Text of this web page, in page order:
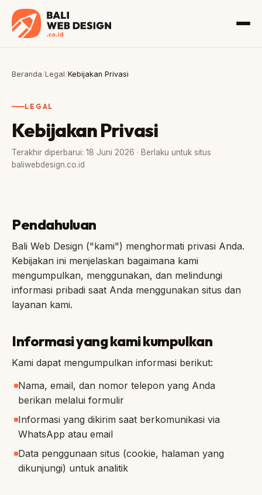
Beranda/Legal/Kebijakan Privasi
LEGAL
Kebijakan Privasi
Terakhir diperbarui: 18 Juni 2026 · Berlaku untuk situs
baliwebdesign.co.id
Pendahuluan
Bali Web Design ("kami") menghormati privasi Anda.
Kebijakan ini menjelaskan bagaimana kami
mengumpulkan, menggunakan, dan melindungi
informasi pribadi saat Anda menggunakan situs dan
layanan kami.
Informasi yang kami kumpulkan
Kami dapat mengumpulkan informasi berikut:
Nama, email, dan nomor telepon yang Anda
berikan melalui formulir
Informasi yang dikirim saat berkomunikasi via
WhatsApp atau email
Data penggunaan situs (cookie, halaman yang
dikunjungi) untuk analitik